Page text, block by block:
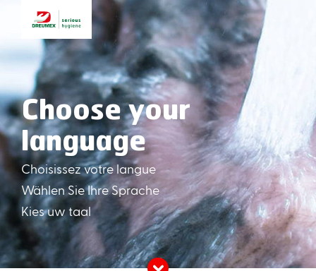
Choose your
language
Choisissez votre langue
Wählen Sie Ihre Sprache
Kies uw taal